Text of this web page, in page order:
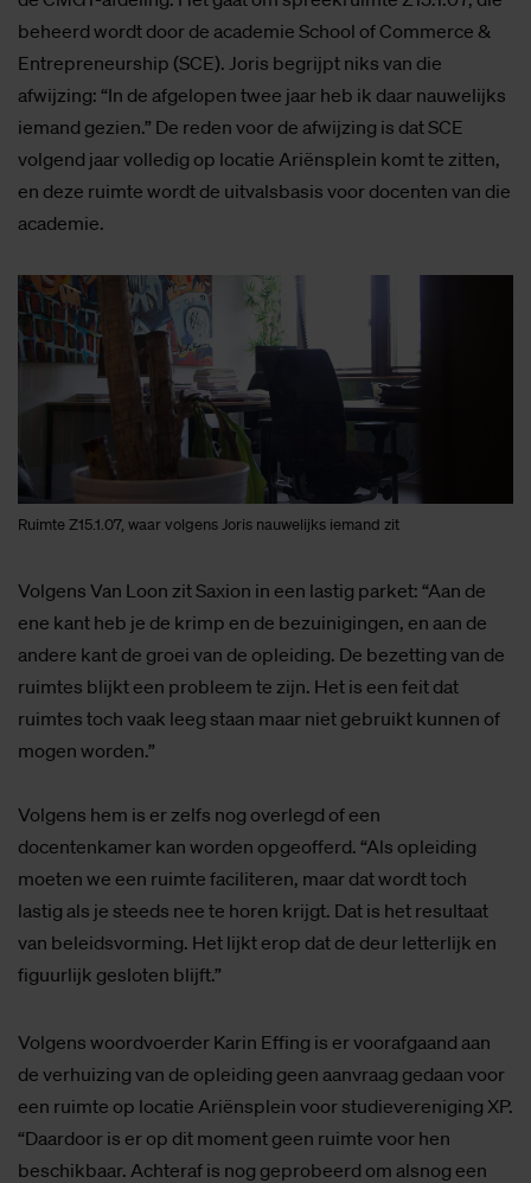
beheerd wordt door de academie School of Commerce &
Entrepreneurship (SCE). Joris begrijpt niks van die
afwijzing: “In de afgelopen twee jaar heb ik daar nauwelijks
iemand gezien.” De reden voor de afwijzing is dat SCE
volgend jaar volledig op locatie Ariënsplein komt te zitten,
en deze ruimte wordt de uitvalsbasis voor docenten van die
academie.
Ruimte Z15.1.07, waar volgens Joris nauwelijks iemand zit
Volgens Van Loon zit Saxion in een lastig parket: “Aan de
ene kant heb je de krimp en de bezuinigingen, en aan de
andere kant de groei van de opleiding. De bezetting van de
ruimtes blijkt een probleem te zijn. Het is een feit dat
ruimtes toch vaak leeg staan maar niet gebruikt kunnen of
mogen worden.”
Volgens hem is er zelfs nog overlegd of een
docentenkamer kan worden opgeofferd. “Als opleiding
moeten we een ruimte faciliteren, maar dat wordt toch
lastig als je steeds nee te horen krijgt. Dat is het resultaat
van beleidsvorming. Het lijkt erop dat de deur letterlijk en
figuurlijk gesloten blijft.”
Volgens woordvoerder Karin Effing is er voorafgaand aan
de verhuizing van de opleiding geen aanvraag gedaan voor
een ruimte op locatie Ariënsplein voor studievereniging XP.
“Daardoor is er op dit moment geen ruimte voor hen
beschikbaar. Achteraf is nog geprobeerd om alsnog een